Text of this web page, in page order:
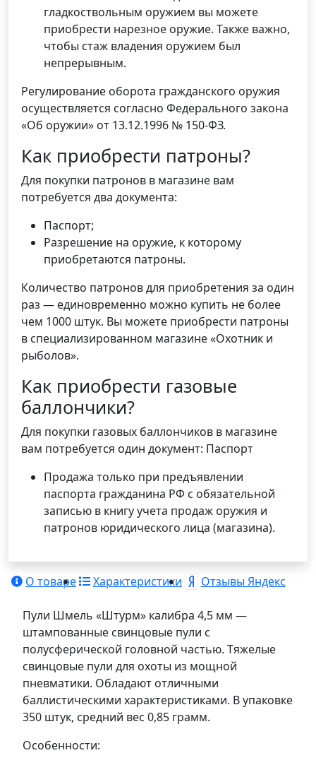
гладкоствольным оружием вы можете
приобрести нарезное оружие. Также важно,
чтобы стаж владения оружием был
непрерывным.
Регулирование оборота гражданского оружия
осуществляется согласно Федерального закона
«Об оружии» от 13.12.1996 № 150-ФЗ.
Как приобрести патроны?
Для покупки патронов в магазине вам
потребуется два документа:
Паспорт;
Разрешение на оружие, к которому
приобретаются патроны.
Количество патронов для приобретения за один
раз — единовременно можно купить не более
чем 1000 штук. Вы можете приобрести патроны
в специализированном магазине «Охотник и
рыболов».
Как приобрести газовые
баллончики?
Для покупки газовых баллончиков в магазине
вам потребуется один документ: Паспорт
Продажа только при предъявлении
паспорта гражданина РФ с обязательной
записью в книгу учета продаж оружия и
патронов юридического лица (магазина).
О товаре Характеристики Отзывы Яндекс
Пули Шмель «Штурм» калибра 4,5 мм —
штампованные свинцовые пули с
полусферической головной частью. Тяжелые
свинцовые пули для охоты из мощной
пневматики. Обладают отличными
баллистическими характеристиками. В упаковке
350 штук, средний вес 0,85 грамм.
Особенности: